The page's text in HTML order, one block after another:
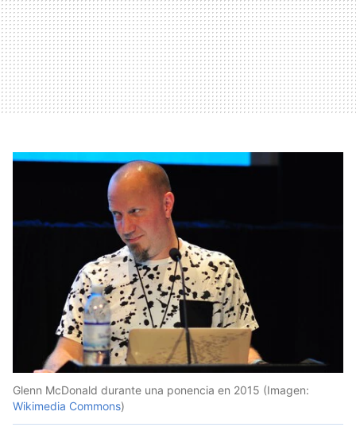
Glenn McDonald durante una ponencia en 2015 (Imagen:
Wikimedia Commons)